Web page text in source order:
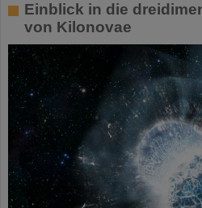
Einblick in die
von Kilonovae